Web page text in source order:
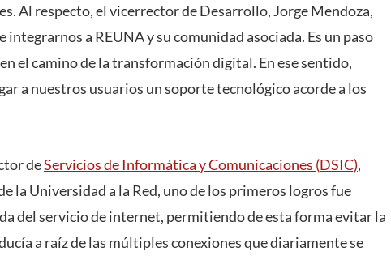
Al respecto, el vicerrector de Desarrollo, Jorge Mendoza,
a REUNA y su comunidad asociada. Es un paso
el camino de la transformación digital. En ese sentido,
a nuestros usuarios un soporte tecnológico acorde a los
deServicios de Informática y Comunicaciones (DSIC),
la Universidad a la Red, uno de los primeros logros fue
del servicio de internet, permitiendo de esta forma evitar la
a raíz de las múltiples conexiones que diariamente se